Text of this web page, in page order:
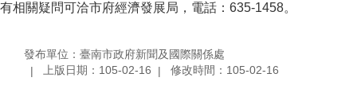
有相關疑問可洽市府經濟發展局，電話：635-1458。
發布單位：臺南市政府新聞及國際關係處
上版日期：105-02-16
修改時間：105-02-16